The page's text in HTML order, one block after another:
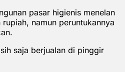
pasar higienis menelan
namun peruntukannya
saja berjualan di pinggir